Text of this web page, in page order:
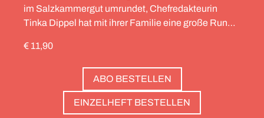
im Salzkammergut umrundet, Chefredakteurin
Tinka Dippel hat mit ihrer Familie eine große Runde
Helfrich ist über viele Gipfel gegangen – von
Salzburg bis nach Triest. Und die Redaktion hat
zwölf Hotels gesammelt, die zweierlei gemeinsam
haben: Sie sind die perfekte Basis, um Gipfel zu
stürmen. Und sie haben wunderschöne Pools, um
€ 11,90
ABO BESTELLEN
EINZELHEFT BESTELLEN